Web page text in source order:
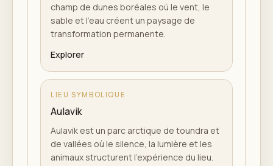
champ de dunes boréales où le vent, le
sable et l'eau créent un paysage de
transformation permanente.
Explorer
LIEU SYMBOLIQUE
Aulavik
Aulavik est un parc arctique de toundra et
de vallées où le silence, la lumière et les
animaux structurent l'expérience du lieu.